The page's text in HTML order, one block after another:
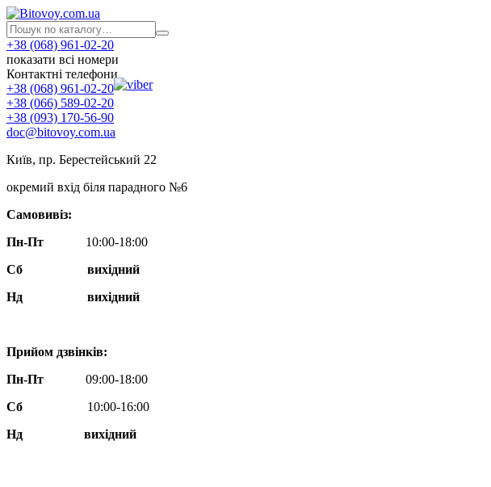
+38 (068) 961-02-20
показати всі номери
Контактні телефони
+38 (068) 961-02-20
+38 (066) 589-02-20
+38 (093) 170-56-90
doc@bitovoy.com.ua
Київ, пр. Берестейський 22
окремий вхід біля парадного №6
Самовивіз:
Пн-Пт
10:00-18:00
Сб
вихідний
Нд
вихідний
Прийом дзвінків:
Пн-Пт
09:00-18:00
Сб
10:00-16:00
Нд вихідний